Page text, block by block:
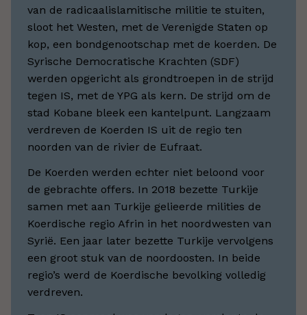
van de radicaalislamitische militie te stuiten,
sloot het Westen, met de Verenigde Staten op
kop, een bondgenootschap met de koerden. De
Syrische Democratische Krachten (SDF)
werden opgericht als grondtroepen in de strijd
tegen IS, met de YPG als kern. De strijd om de
stad Kobane bleek een kantelpunt. Langzaam
verdreven de Koerden IS uit de regio ten
noorden van de rivier de Eufraat.
De Koerden werden echter niet beloond voor
de gebrachte offers. In 2018 bezette Turkije
samen met aan Turkije gelieerde milities de
Koerdische regio Afrin in het noordwesten van
Syrië. Een jaar later bezette Turkije vervolgens
een groot stuk van de noordoosten. In beide
regio’s werd de Koerdische bevolking volledig
verdreven.